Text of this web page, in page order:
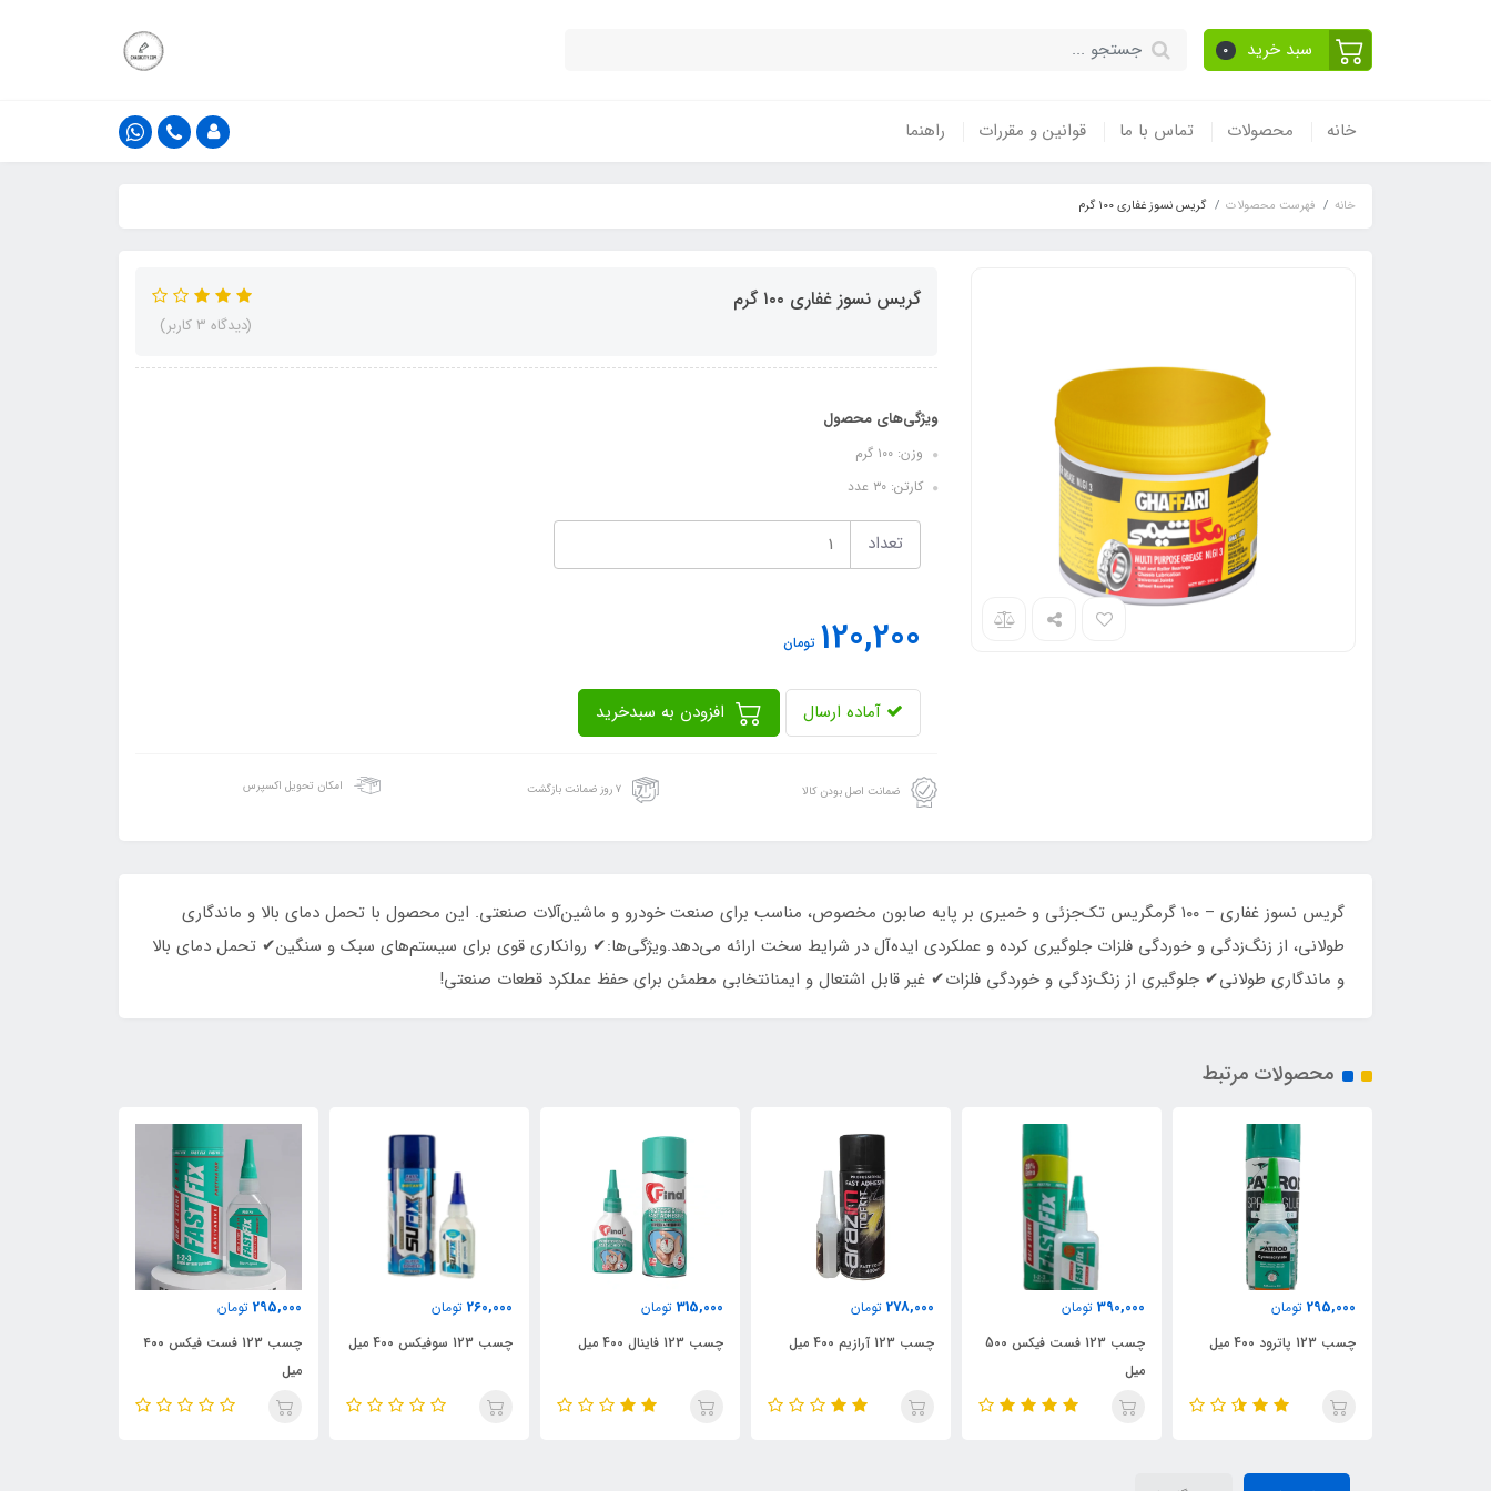
سبد خرید 0
خانه محصولات تماس با ما قوانین و مقررات راهنما
خانه فهرست محصولات گریس نسوز غفاری ۱۰۰ گرم
گریس نسوز غفاری ۱۰۰ گرم
(دیدگاه 3 کاربر)
ویژگی‌های محصول
وزن: ۱۰۰ گرم
کارتن: ۳۰ عدد
تعداد
120,200 تومان
آماده ارسال
ضمانت اصل بودن کالا ۷ روز ضمانت بازگشت امکان تحویل اکسپرس
گریس نسوز غفاری – ۱۰۰ گرمگریس تک‌جزئی و خمیری بر پایه صابون مخصوص، مناسب برای صنعت خودرو و ماشین‌آلات صنعتی. این محصول با تحمل دمای بالا و ماندگاری
طولانی، از زنگ‌زدگی و خوردگی فلزات جلوگیری کرده و عملکردی ایده‌آل در شرایط سخت ارائه می‌دهد.ویژگی‌ها:✔ روانکاری قوی برای سیستم‌های سبک و سنگین✔ تحمل دمای بالا
و ماندگاری طولانی✔ جلوگیری از زنگ‌زدگی و خوردگی فلزات✔ غیر قابل اشتعال و ایمنانتخابی مطمئن برای حفظ عملکرد قطعات صنعتی!
محصولات مرتبط
295,000 تومان
390,000 تومان
چسب 123 فست فیکس 500
278,000 تومان
تومان
تومان
295,000 تومان
چسب 123 فست فیکس ۴۰۰